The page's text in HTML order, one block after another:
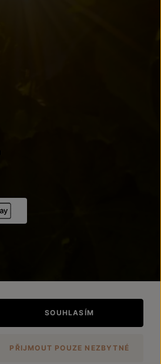
SOUHLASÍM
PŘIJMOUT POUZE NEZBYTNÉ